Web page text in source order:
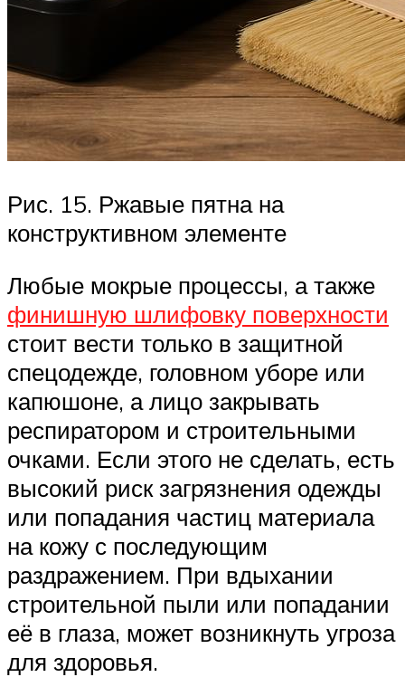
Рис. 15. Ржавые пятна на
конструктивном элементе
Любые мокрые процессы, а также
финишную шлифовку поверхности
стоит вести только в защитной
спецодежде, головном уборе или
капюшоне, а лицо закрывать
респиратором и строительными
очками. Если этого не сделать, есть
высокий риск загрязнения одежды
или попадания частиц материала
на кожу с последующим
раздражением. При вдыхании
строительной пыли или попадании
её в глаза, может возникнуть угроза
для здоровья.